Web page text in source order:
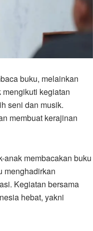
buku, melainkan
kegiatan
seni dan musik.
membuat kerajinan
anak membacakan buku
menghadirkan
Kegiatan bersama
hebat, yakni